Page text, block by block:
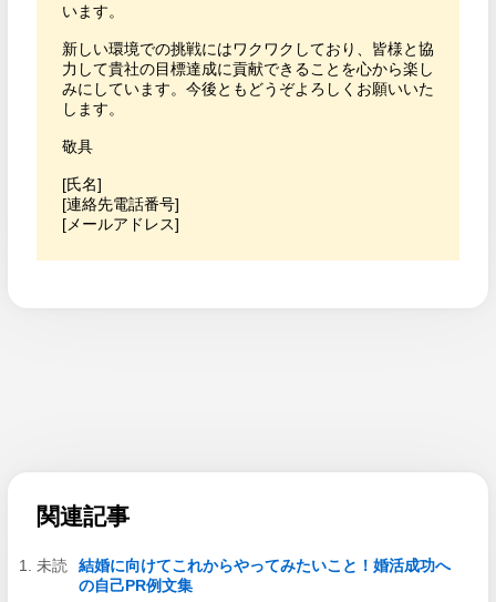
います。
新しい環境での挑戦にはワクワクしており、皆様と協
力して貴社の目標達成に貢献できることを心から楽し
みにしています。今後ともどうぞよろしくお願いいた
します。
敬具
[氏名]
[連絡先電話番号]
[メールアドレス]
関連記事
結婚に向けてこれからやってみたいこと！婚活成功へ
の自己PR例文集